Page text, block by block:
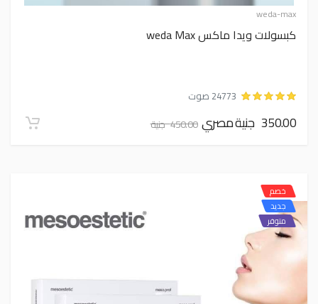
weda-max
كبسولات ويدا ماكس weda Max
24773 صوت
350.00 جنية مصري 450.00 جنية
خصم
جديد
متوفر